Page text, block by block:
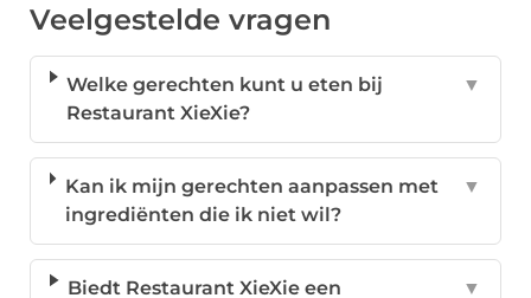
Veelgestelde vragen
Welke gerechten kunt u eten bij
Restaurant XieXie?
▼
Kan ik mijn gerechten aanpassen met
ingrediënten die ik niet wil?
▼
Biedt Restaurant XieXie een
▼